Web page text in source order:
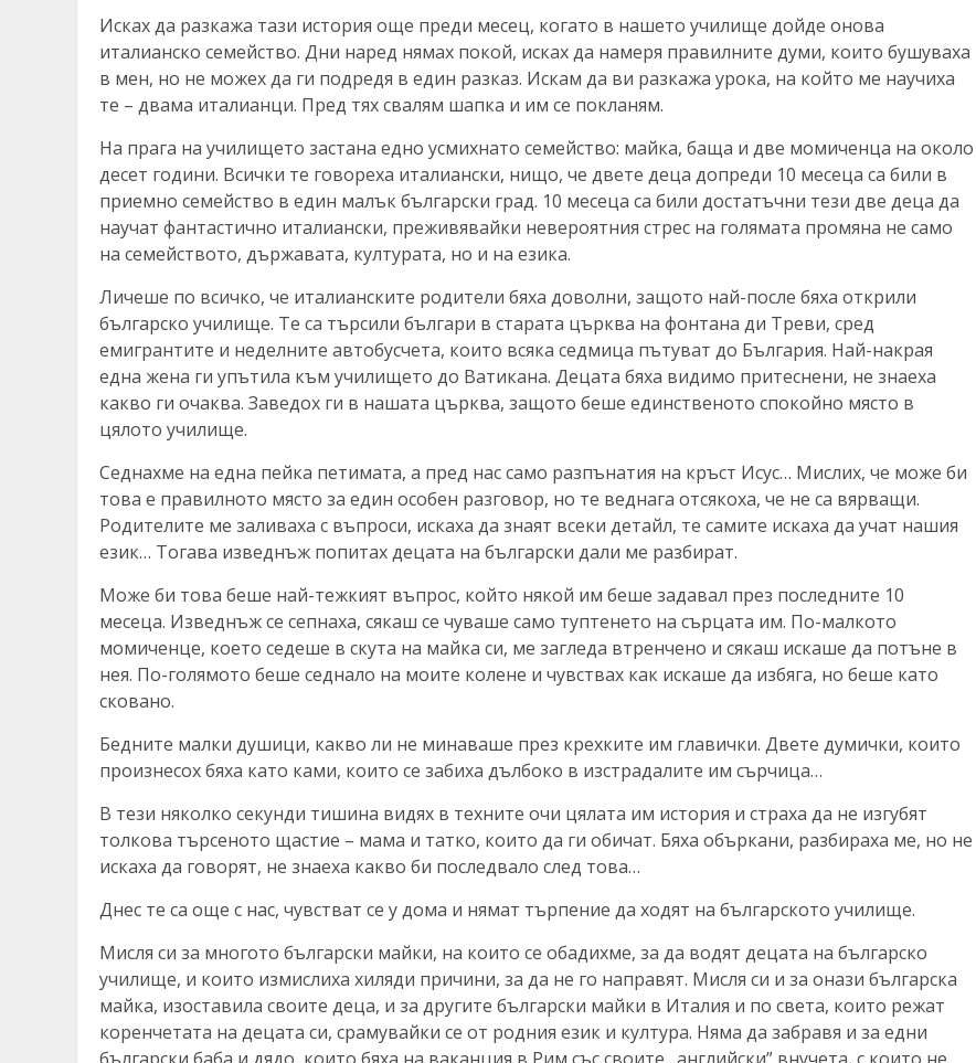
Исках да разкажа тази история още преди месец, когато в нашето училище дойде онова
италианско семейство. Дни наред нямах покой, исках да намеря правилните думи, които бушуваха
в мен, но не можех да ги подредя в един разказ. Искам да ви разкажа урока, на който ме научиха
те – двама италианци. Пред тях свалям шапка и им се покланям.
На прага на училището застана едно усмихнато семейство: майка, баща и две момиченца на около
десет години. Всички те говореха италиански, нищо, че двете деца допреди 10 месеца са били в
приемно семейство в един малък български град. 10 месеца са били достатъчни тези две деца да
научат фантастично италиански, преживявайки невероятния стрес на голямата промяна не само
на семейството, държавата, културата, но и на езика.
Личеше по всичко, че италианските родители бяха доволни, защото най-после бяха открили
българско училище. Те са търсили българи в старата църква на фонтана ди Треви, сред
емигрантите и неделните автобусчета, които всяка седмица пътуват до България. Най-накрая
една жена ги упътила към училището до Ватикана. Децата бяха видимо притеснени, не знаеха
какво ги очаква. Заведох ги в нашата църква, защото беше единственото спокойно място в
цялото училище.
Седнахме на една пейка петимата, а пред нас само разпънатия на кръст Исус… Мислих, че може би
това е правилното място за един особен разговор, но те веднага отсякоха, че не са вярващи.
Родителите ме заливаха с въпроси, искаха да знаят всеки детайл, те самите искаха да учат нашия
език… Тогава изведнъж попитах децата на български дали ме разбират.
Може би това беше най-тежкият въпрос, който някой им беше задавал през последните 10
месеца. Изведнъж се сепнаха, сякаш се чуваше само туптенето на сърцата им. По-малкото
момиченце, което седеше в скута на майка си, ме загледа втренчено и сякаш искаше да потъне в
нея. По-голямото беше седнало на моите колене и чувствах как искаше да избяга, но беше като
сковано.
Бедните малки душици, какво ли не минаваше през крехките им главички. Двете думички, които
произнесох бяха като ками, които се забиха дълбоко в изстрадалите им сърчица…
В тези няколко секунди тишина видях в техните очи цялата им история и страха да не изгубят
толкова търсеното щастие – мама и татко, които да ги обичат. Бяха объркани, разбираха ме, но не
искаха да говорят, не знаеха какво би последвало след това…
Днес те са още с нас, чувстват се у дома и нямат търпение да ходят на българското училище.
Мисля си за многото български майки, на които се обадихме, за да водят децата на българско
училище, и които измислиха хиляди причини, за да не го направят. Мисля си и за онази българска
майка, изоставила своите деца, и за другите български майки в Италия и по света, които режат
коренчетата на децата си, срамувайки се от родния език и култура. Няма да забравя и за едни
български баба и дядо, които бяха на ваканция в Рим със своите „английски” внучета, с които не